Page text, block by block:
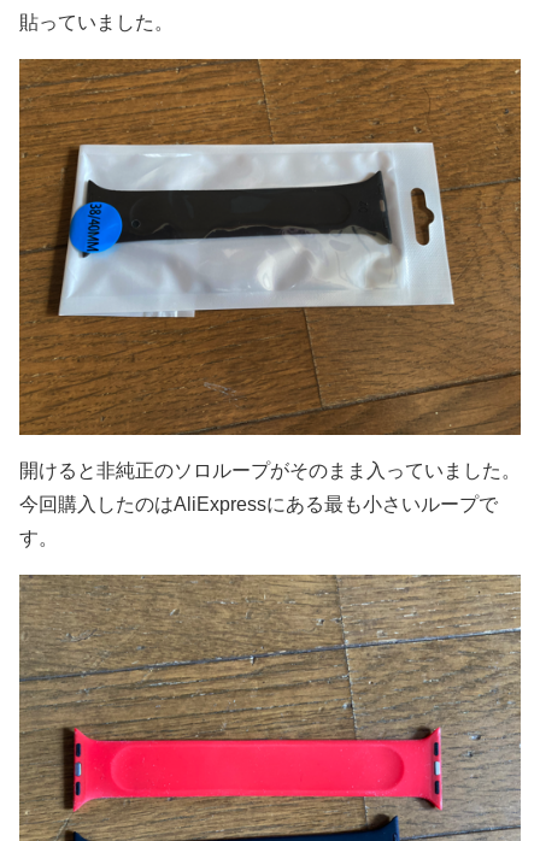
貼っていました。
開けると非純正のソロループがそのまま入っていました。
今回購入したのはAliExpressにある最も小さいループで
す。